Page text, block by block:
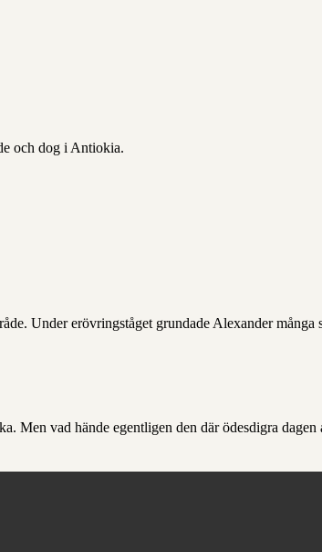
och dog i Antiokia.
Under erövringståget grundade Alexander många
Men vad hände egentligen den där ödesdigra dagen